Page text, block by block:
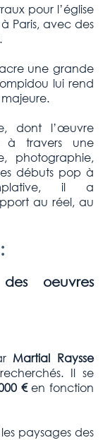
pour l’église
Paris, avec des
une grande
lui rend
dont l’œuvre
à travers une
photographie,
débuts pop à
il a
au réel, au
oeuvres
Martial Raysse
Il se
€en fonction
paysages des